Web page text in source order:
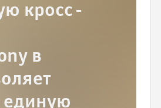
кросс-
в
единую